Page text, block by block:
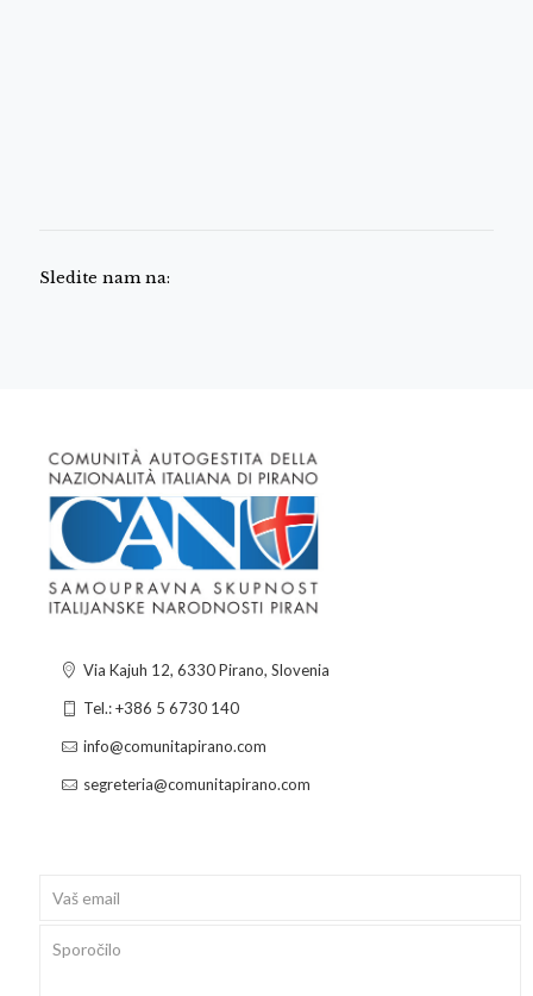
Sledite nam na:
Via Kajuh 12, 6330 Pirano, Slovenia
Tel.: +386 5 6730 140
info@comunitapirano.com
segreteria@comunitapirano.com